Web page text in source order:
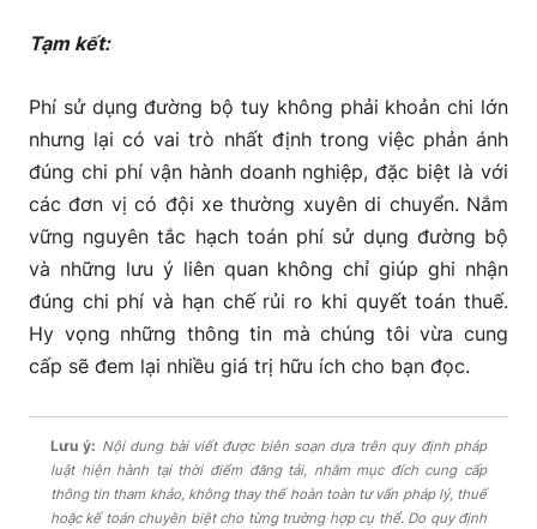
Tạm kết:
Phí sử dụng đường bộ tuy không phải khoản chi lớn
nhưng lại có vai trò nhất định trong việc phản ánh
đúng chi phí vận hành doanh nghiệp, đặc biệt là với
các đơn vị có đội xe thường xuyên di chuyển. Nắm
vững nguyên tắc hạch toán phí sử dụng đường bộ
và những lưu ý liên quan không chỉ giúp ghi nhận
đúng chi phí và hạn chế rủi ro khi quyết toán thuế.
Hy vọng những thông tin mà chúng tôi vừa cung
cấp sẽ đem lại nhiều giá trị hữu ích cho bạn đọc.
Lưu ý: Nội dung bài viết được biên soạn dựa trên quy định pháp
luật hiện hành tại thời điểm đăng tải, nhằm mục đích cung cấp
thông tin tham khảo, không thay thế hoàn toàn tư vấn pháp lý, thuế
hoặc kế toán chuyên biệt cho từng trường hợp cụ thể. Do quy định